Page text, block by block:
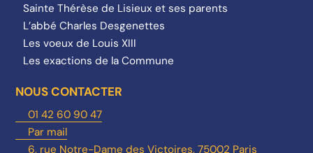
Sainte Thérèse de Lisieux et ses parents
L’abbé Charles Desgenettes
Les voeux de Louis XIII
Les exactions de la Commune
NOUS CONTACTER
01 42 60 90 47
Par mail
6, rue Notre-Dame des Victoires, 75002 Paris